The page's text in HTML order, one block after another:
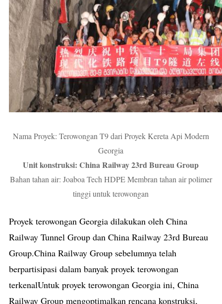
Nama Proyek: Terowongan T9 dari Proyek Kereta Api Modern
Georgia
Unit konstruksi: China Railway 23rd Bureau Group
Bahan tahan air: Joaboa Tech HDPE Membran tahan air polimer
tinggi untuk terowongan
Proyek terowongan Georgia dilakukan oleh China
Railway Tunnel Group dan China Railway 23rd Bureau
Group.China Railway Group sebelumnya telah
berpartisipasi dalam banyak proyek terowongan
terkenalUntuk proyek terowongan Georgia ini, China
Railway Group mengoptimalkan rencana konstruksi,